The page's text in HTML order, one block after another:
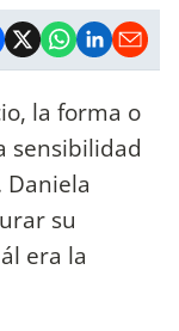
la forma o
sensibilidad
Daniela
su
era la